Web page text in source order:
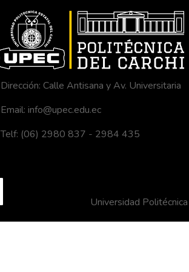
Dirección: Calle Antisana y Av. Universitaria
Email: info@upec.edu.ec
Telf: (06) 2980 837 - 2984 435
Universidad